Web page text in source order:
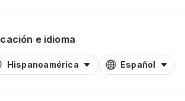
e idioma
Hispanoamérica Español